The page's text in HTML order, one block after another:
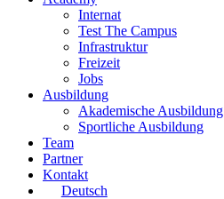
Internat
Test The Campus
Infrastruktur
Freizeit
Jobs
Ausbildung
Akademische Ausbildung
Sportliche Ausbildung
Team
Partner
Kontakt
Deutsch